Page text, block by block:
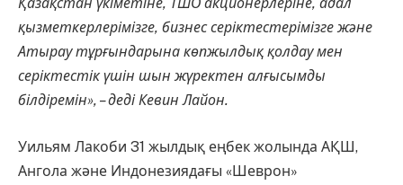
қызметкерлерімізге, бизнес серіктестерімізге және
Атырау тұрғындарына көпжылдық қолдау мен
серіктестік үшін шын жүректен алғысымды
білдіремін», – деді Кевин Лайон.
Уильям Лакоби 31 жылдық еңбек жолында АҚШ,
Ангола және Индонезиядағы «Шеврон»